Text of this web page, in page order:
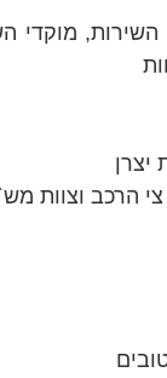
מוקדי
יצרן
הרכב וצוות